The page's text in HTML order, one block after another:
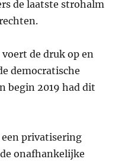
de laatste strohalm
de druk op en
democratische
begin 2019 had dit
privatisering
onafhankelijke